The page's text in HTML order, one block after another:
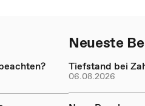
Neueste
Tiefstand bei
06.08.2026